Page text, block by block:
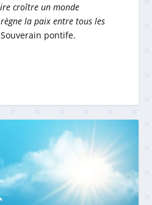
croître un monde
la paix entre tous les
pontife.